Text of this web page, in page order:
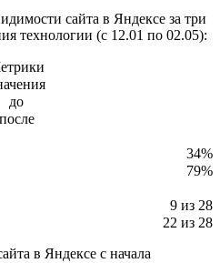
сайта в Яндексе за три
технологии (с 12.01 по 02.05):
до
после
34%
79%
9 из 28
22 из 28
в Яндексе с начала